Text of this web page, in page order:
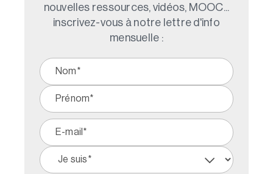
nouvelles ressources, vidéos, MOOC...
inscrivez-vous à notre lettre d'info
mensuelle :